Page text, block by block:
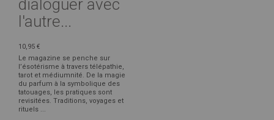
dialoguer avec
l'autre...
10,95 €
Le magazine se penche sur
l’ésotérisme à travers télépathie,
tarot et médiumnité. De la magie
du parfum à la symbolique des
tatouages, les pratiques sont
revisitées. Traditions, voyages et
rituels ...